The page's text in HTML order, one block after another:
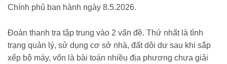
Chính phủ ban hành ngày 8.5.2026.
Đoàn thanh tra tập trung vào 2 vấn đề. Thứ nhất là tình
trạng quản lý, sử dụng cơ sở nhà, đất dôi dư sau khi sắp
xếp bộ máy, vốn là bài toán nhiều địa phương chưa giải